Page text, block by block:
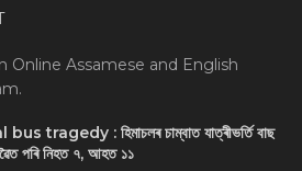
Online Assamese and English
tragedy : হিমাচলৰ চাম্বাত যাত্ৰীভৰ্তি বাছ
পৰি নিহত ৭, আহত ১১